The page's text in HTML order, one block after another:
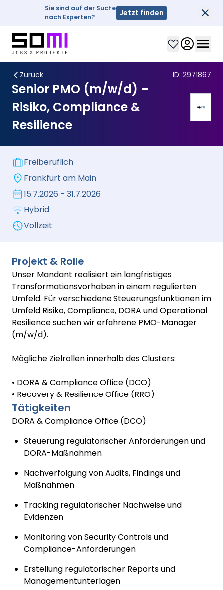
Sie sind auf der Suche
nach Experten?
Jetzt finden
Zurück ID: 2971867
Senior PMO (m/w/d) –
Risiko, Compliance &
Resilience
Freiberuflich
Frankfurt am Main
15.7.2026 - 31.7.2026
Hybrid
Vollzeit
Projekt & Rolle
Unser Mandant realisiert ein langfristiges
Transformationsvorhaben in einem regulierten
Umfeld. Für verschiedene Steuerungsfunktionen im
Umfeld Risiko, Compliance, DORA und Operational
Resilience suchen wir erfahrene PMO-Manager
(m/w/d).
Mögliche Zielrollen innerhalb des Clusters:
• DORA & Compliance Office (DCO)
• Recovery & Resilience Office (RRO)
Tätigkeiten
DORA & Compliance Office (DCO)
Steuerung regulatorischer Anforderungen und
DORA-Maßnahmen
Nachverfolgung von Audits, Findings und
Maßnahmen
Tracking regulatorischer Nachweise und
Evidenzen
Monitoring von Security Controls und
Compliance-Anforderungen
Erstellung regulatorischer Reports und
Managementunterlagen